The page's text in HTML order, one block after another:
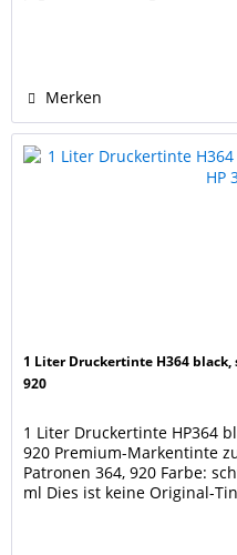
Merken
1 Liter Druckertinte H364
920
1 Liter Druckertinte HP364
920 Premium-Markentinte
Patronen 364, 920 Farbe:
ml Dies ist keine Original-